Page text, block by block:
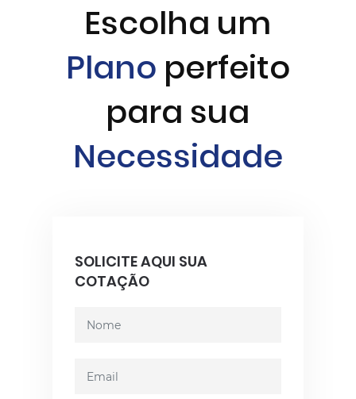
Escolha um
Plano perfeito
para sua
Necessidade
SOLICITE AQUI SUA
COTAÇÃO